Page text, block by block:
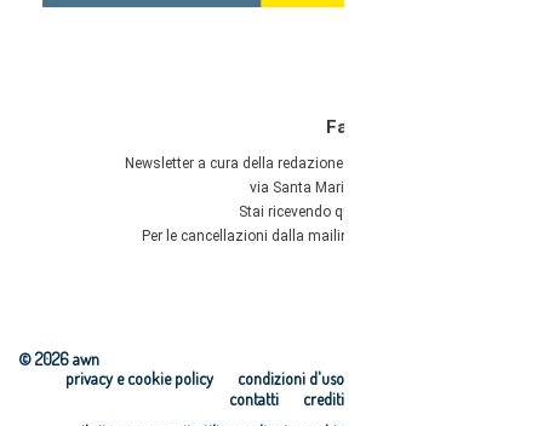
© 2026 awn
condizioni d'uso
privacy e cookie policy
crediti
contatti